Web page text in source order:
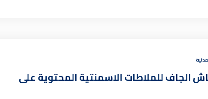
الجاف للملاطات الاسمنتية المحتوية على